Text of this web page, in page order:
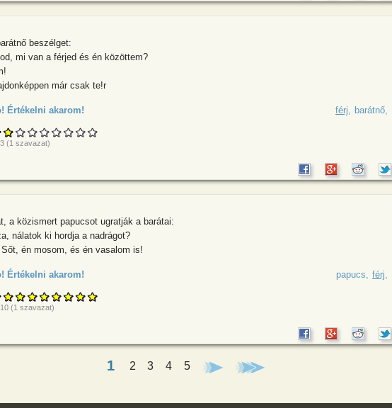
beszélget:
mi van a férjed és én közöttem?
már csak te!r
barátnő
férj
Értékelni akarom!
3 (1 szavazat)
a közismert papucsot ugratják a barátai:
nálatok ki hordja a nadrágot?
én mosom, és én vasalom is!
férj
papucs
Értékelni akarom!
10 (1 szavazat)
1 2 3 4 5